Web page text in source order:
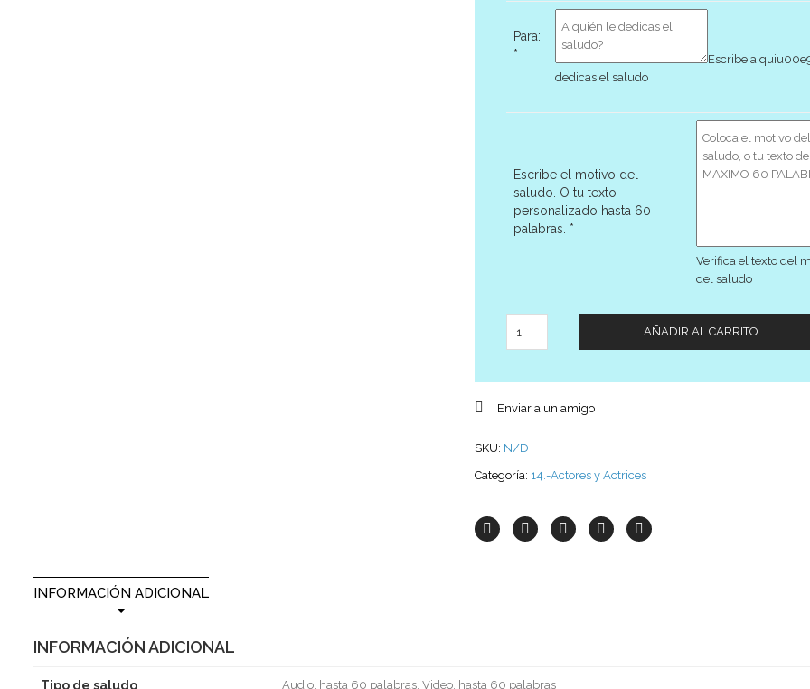
Para:
*
Escribe a
dedicas el saludo
Escribe el motivo del
saludo. O tu texto
personalizado hasta 60
palabras. *
Verifica el texto del
del saludo
AÑADIR AL CARRITO
Enviar a un amigo
SKU: N/D
Categoría: 14.-Actores y Actrices
INFORMACIÓN ADICIONAL
INFORMACIÓN ADICIONAL
Tipo de saludo Audio, hasta 60 palabras, Video, hasta 60 palabras